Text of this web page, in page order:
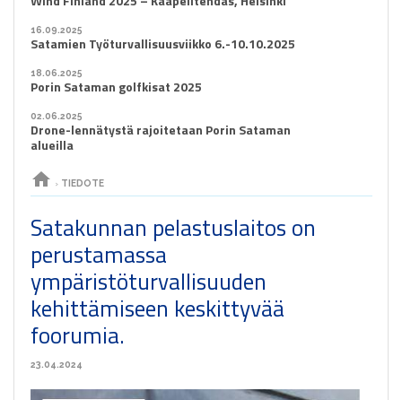
16.09.2025
Satamien Työturvallisuusviikko 6.-10.10.2025
18.06.2025
Porin Sataman golfkisat 2025
02.06.2025
Drone-lennätystä rajoitetaan Porin Sataman
alueilla
home › TIEDOTE
Satakunnan pelastuslaitos on
perustamassa
ympäristöturvallisuuden
kehittämiseen keskittyvää
foorumia.
23.04.2024